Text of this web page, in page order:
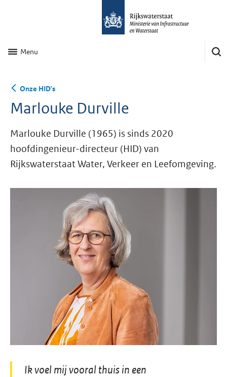
Menu
Onze HID's
Marlouke Durville
Marlouke Durville (1965) is sinds 2020
hoofdingenieur-directeur (HID) van
Rijkswaterstaat Water, Verkeer en Leefomgeving.
Ik voel mij vooral thuis in een